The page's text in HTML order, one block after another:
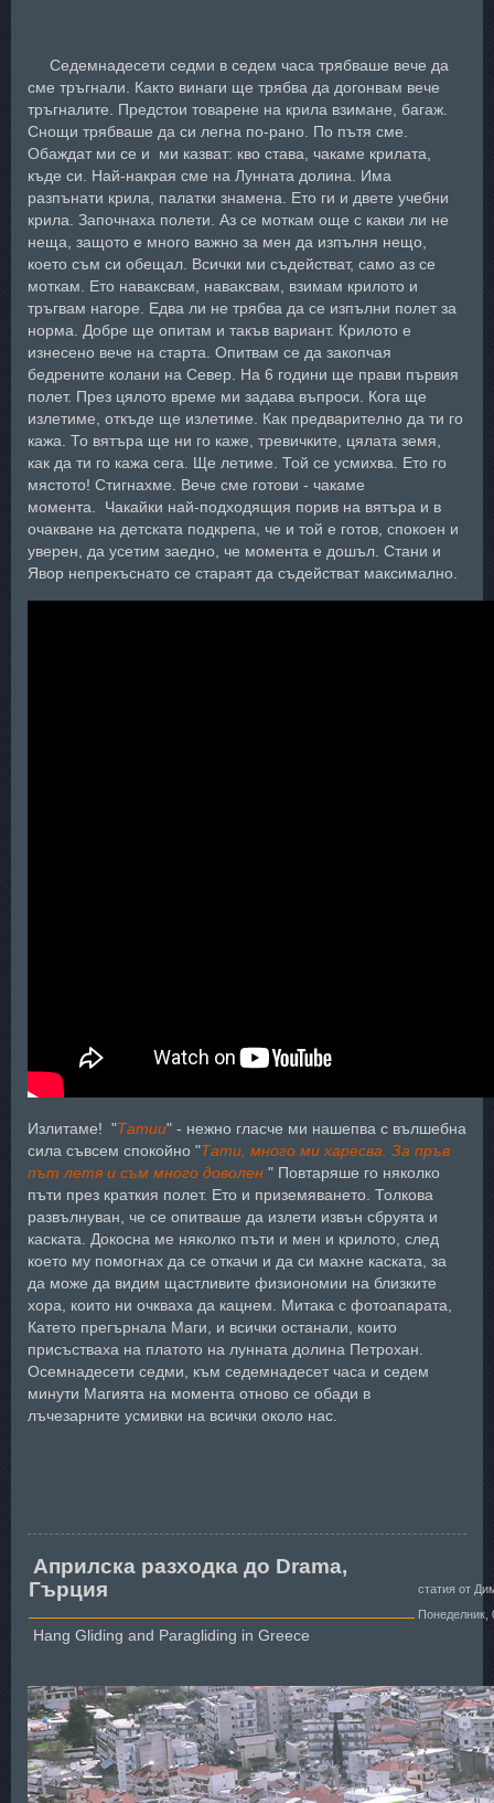
Седемнадесети седми в седем часа трябваше вече да
сме тръгнали. Както винаги ще трябва да догонвам вече
тръгналите. Предстои товарене на крила взимане, багаж.
Снощи трябваше да си легна по-рано. По пътя сме.
Обаждат ми се и ми казват: кво става, чакаме крилата,
къде си. Най-накрая сме на Лунната долина. Има
разпънати крила, палатки знамена. Ето ги и двете учебни
крила. Започнаха полети. Аз се моткам още с какви ли не
неща, защото е много важно за мен да изпълня нещо,
което съм си обещал. Всички ми съдействат, само аз се
моткам. Ето наваксвам, наваксвам, взимам крилото и
тръгвам нагоре. Едва ли не трябва да се изпълни полет за
норма. Добре ще опитам и такъв вариант. Крилото е
изнесено вече на старта. Опитвам се да закопчая
бедрените колани на Север. На 6 години ще прави първия
полет. През цялото време ми задава въпроси. Кога ще
излетиме, откъде ще излетиме. Как предварително да ти го
кажа. То вятъра ще ни го каже, тревичките, цялата земя,
как да ти го кажа сега. Ще летиме. Той се усмихва. Ето го
мястото! Стигнахме. Вече сме готови - чакаме
момента. Чакайки най-подходящия порив на вятъра и в
очакване на детската подкрепа, че и той е готов, спокоен и
уверен, да усетим заедно, че момента е дошъл. Стани и
Явор непрекъснато се стараят да съдействат максимално.
Излитаме! "Татии" - нежно гласче ми нашепва с вълшебна
сила съвсем спокойно "Тати, много ми харесва. За пръв
път летя и съм много доволен " Повтаряше го няколко
пъти през краткия полет. Ето и приземяването. Толкова
развълнуван, че се опитваше да излети извън сбруята и
каската. Докосна ме няколко пъти и мен и крилото, след
което му помогнах да се откачи и да си махне каската, за
да може да видим щастливите физиономии на близките
хора, които ни очкваха да кацнем. Митака с фотоапарата,
Катето прегърнала Маги, и всички останали, които
присъстваха на платото на лунната долина Петрохан.
Осемнадесети седми, към седемнадесет часа и седем
минути Магията на момента отново се обади в
лъчезарните усмивки на всички около нас.
Априлска разходка до Drama,
Гърция
Hang Gliding and Paragliding in Greece
статия от
Понеделник,